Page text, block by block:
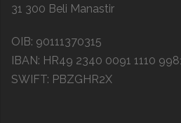
31 300 Beli Manastir
OIB: 90111370315
IBAN: HR49 2340 0091 1110
SWIFT: PBZGHR2X